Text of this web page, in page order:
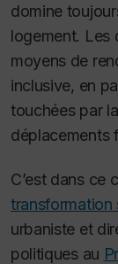
domine
logement. Les
moyens de
inclusive, en
touchées par
déplacements
C’est dans ce
transformation
urbaniste et
politiques au